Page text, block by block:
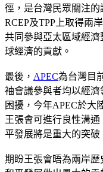
徑，是台灣民眾關注
RCEP及TPP上取得兩
共同參與亞太區域經
球經濟的貢獻。
最後， APEC為台灣目
袖會議參與者均以經
困擾，今年APEC於大
王張會可進行良性溝
平發展將是重大的突破
期盼王張會晤為兩岸歷